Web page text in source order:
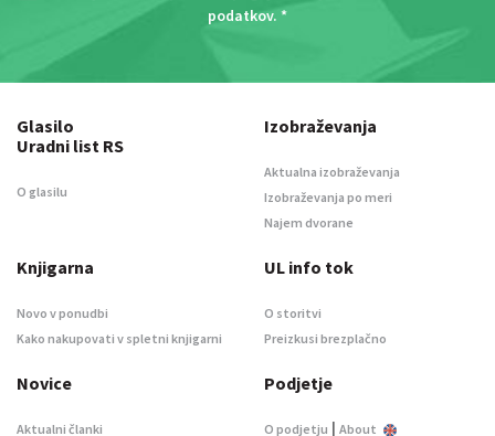
podatkov. *
Glasilo
Uradni list RS
O glasilu
Izobraževanja
Aktualna izobraževanja
Izobraževanja po meri
Najem dvorane
Knjigarna
Novo v ponudbi
Kako nakupovati v spletni knjigarni
UL info tok
O storitvi
Preizkusi brezplačno
Novice
Aktualni članki
Podjetje
O podjetju | About